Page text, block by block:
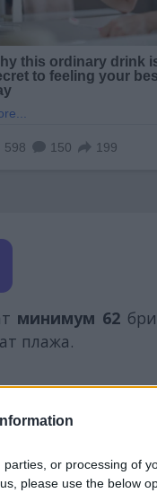
or processing of
please use the below
минимум 62
плажа.